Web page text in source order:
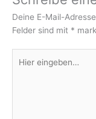
Deine E-Mail-
Felder sind mit *
eingeben…